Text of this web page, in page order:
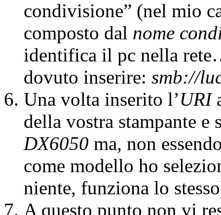
condivisione” (nel mio
composto dal nome
identifica il pc nella
dovuto inserire: smb://
Una volta inserito l’URI
della vostra stampante
DX6050 ma, non
come modello ho
niente, funziona lo
A questo punto non vi